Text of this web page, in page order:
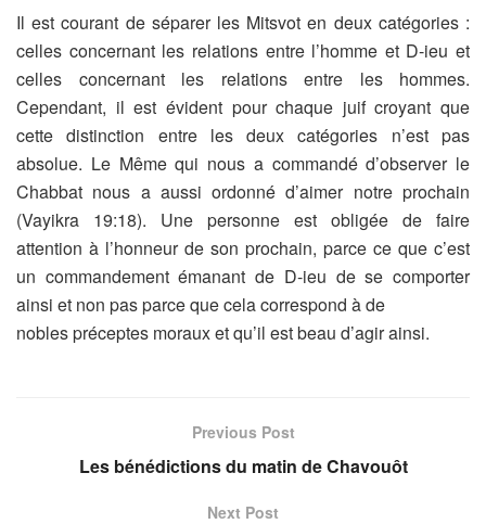
Il est courant de séparer les Mitsvot en deux catégories :
celles concernant les relations entre l’homme et D-ieu et
celles concernant les relations entre les hommes.
Cependant, il est évident pourchaque juif croyant que
cette distinction entre les deux catégories n’est pas
absolue. Le Même qui nous a commandé d’observer le
Chabbat nous a aussi ordonné d’aimer notre prochain
(Vayikra 19:18). Une personne est obligée de faire
attention à l’honneur de son prochain, parce ce que c’est
un commandement émanant de D-ieu de se comporter
ainsi et non pas parce que cela correspond à de
nobles préceptes moraux et qu’il est beau d’agir ainsi.
Previous Post
Les bénédictions du matin de Chavouôt
Next Post